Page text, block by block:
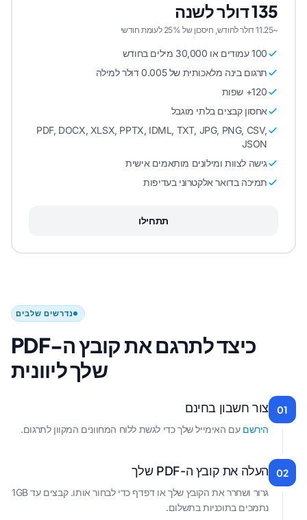
135 דולר לשנה
~11.25 דולר לחודש, חיסכון של 25% לעומת חודשי
100 עמודים או 30,000 מילים בחודש
תרגום בינה מלאכותית של 0.005 דולר למילה
120+ שפות
אחסון קבצים בלתי מוגבל
PDF, DOCX, XLSX, PPTX, IDML, TXT, JPG, PNG, CSV,
JSON
גישה לצוות ומילונים מותאמים אישית
תמיכה בדואר אלקטרוני בעדיפות
תתחילו
נדרשים שלבים
כיצד לתרגם את קובץ ה-PDF
שלך ליוונית
01 צור חשבון בחינם
הירשם עם האימייל שלך כדי לגשת ללוח המחוונים המקוון לתרגום.
02 העלה את קובץ ה-PDF שלך
גרור ושחרר את הקובץ שלך או דפדף כדי לבחור אותו. קבצים עד 1GB
נתמכים בתוכניות בתשלום.